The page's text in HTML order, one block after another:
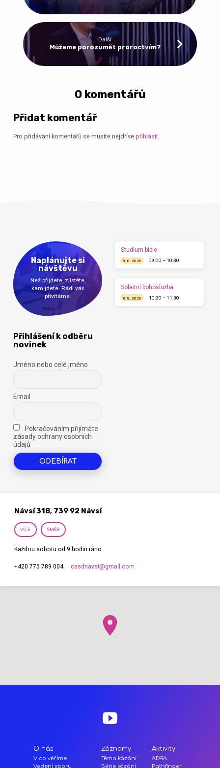
Další
Můžeme porozumět proroctvím?
0 komentářů
Přidat komentář
Pro přidávání komentářů se musíte nejdříve přihlásit.
Naplánujte si
návštěvu
Než přijdete, zjistěte,
kam jdete. Rádi vás
přivítáme.
Studium bible
8. 8. 2026 09:00 – 10:30
Sobotní bohoslužba
8. 8. 2026 10:30 – 11:30
Přihlášení k odběru
novinek
Jméno nebo celé jméno
Email
Pokračováním přijímáte
zásady ochrany osobních
údajů
Návsí 318, 739 92 Návsí
VÍCE SMĚR
Každou sobotu od 9 hodin ráno
+420 775 789 004 casdnavsi​@gmail.com
O nás
V co věříme
Vedení sboru
Záznamy
Téma kázání
Série kázání
Aktivity
ADRA
Pathfinder